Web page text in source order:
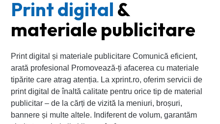
Printdigital &
materiale publicitare
Print digital și materiale publicitare Comunică eficient,
arată profesional Promovează-ți afacerea cu materiale
tipărite care atrag atenția. La xprint.ro, oferim servicii de
print digital de înaltă calitate pentru orice tip de material
publicitar – de la cărți de vizită la meniuri, broșuri,
bannere și multe altele. Indiferent de volum, garantăm